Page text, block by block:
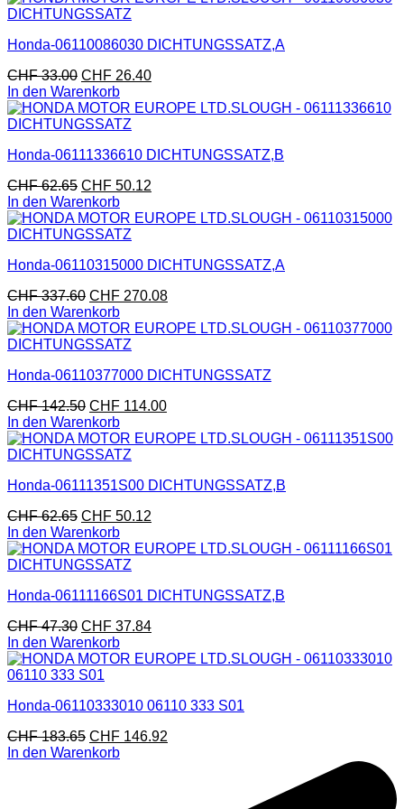
Honda-06110086030 DICHTUNGSSATZ,A
CHF33.00 CHF 26.40
In den Warenkorb
Honda-06111336610 DICHTUNGSSATZ,B
CHF62.65 CHF 50.12
In den Warenkorb
Honda-06110315000 DICHTUNGSSATZ,A
CHF337.60 CHF 270.08
In den Warenkorb
Honda-06110377000 DICHTUNGSSATZ
CHF142.50 CHF 114.00
In den Warenkorb
Honda-06111351S00 DICHTUNGSSATZ,B
CHF62.65 CHF 50.12
In den Warenkorb
Honda-06111166S01 DICHTUNGSSATZ,B
CHF47.30 CHF 37.84
In den Warenkorb
Honda-06110333010 06110 333 S01
CHF183.65 CHF 146.92
In den Warenkorb